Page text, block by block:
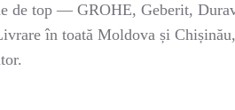
de top — GROHE, Geberit,
în toată Moldova și